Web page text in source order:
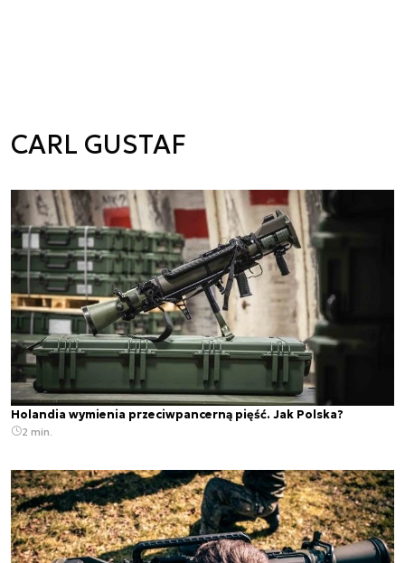
CARL GUSTAF
Holandia wymienia przeciwpancerną pięść. Jak Polska?
2 min.